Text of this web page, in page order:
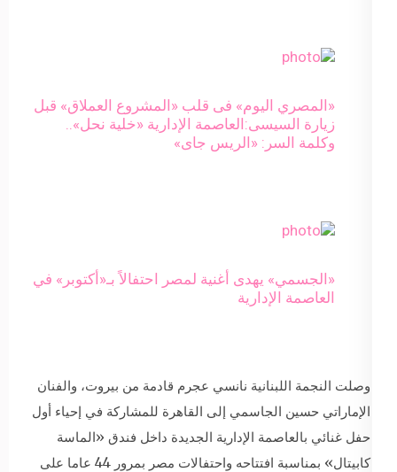
«المصري اليوم» فى قلب «المشروع العملاق» قبل
زيارة السيسى:العاصمة الإدارية «خلية نحل»..
وكلمة السر: «الريس جاى»
«الجسمي» يهدى أغنية لمصر احتفالاً بـ«أكتوبر» في
العاصمة الإدارية
وصلت النجمة اللبنانية نانسي عجرم قادمة من بيروت، والفنان
الإماراتي حسين الجاسمي إلى القاهرة للمشاركة في إحياء أول
حفل غنائي بالعاصمة الإدارية الجديدة داخل فندق «الماسة
كابيتال» بمناسبة افتتاحه واحتفالات مصر بمرور 44 عاما على